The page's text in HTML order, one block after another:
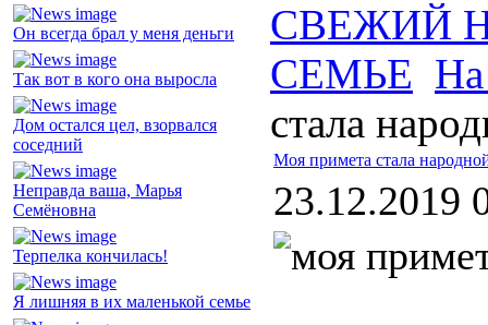
Он всегда брал у меня деньги
Так вот в кого она выросла
Дом остался цел, взорвался
соседний
Неправда ваша, Марья
Семёновна
Терпелка кончилась!
Я лишняя в их маленькой семье
СВЕЖИЙ
СЕМЬЕ На
стала
Моя примета стала
23.12.2019